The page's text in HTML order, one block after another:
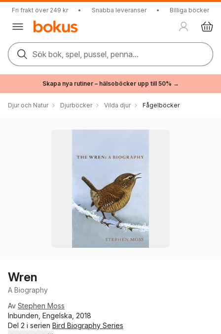
Fri frakt över 249 kr • Snabba leveranser • Billiga böcker
Sök bok, spel, pussel, penna...
Skapa nya rutiner – hälsoböcker upp till 50% →
Djur och Natur Djurböcker Vilda djur Fågelböcker
Wren
A Biography
Av Stephen Moss
Inbunden, Engelska, 2018
Del 2 i serien Bird Biography Series